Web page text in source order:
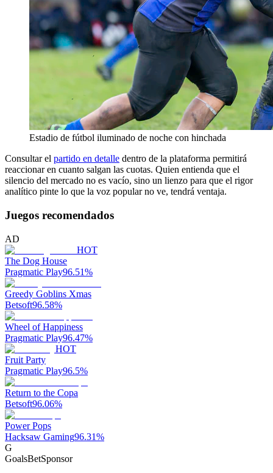
Estadio de fútbol iluminado de noche con hinchada
Consultar el partido en detalle dentro de la plataforma permitirá
reaccionar en cuanto salgan las cuotas. Quien entienda que el
silencio del mercado no es vacío, sino un lienzo para que el rigor
analítico pinte lo que la voz popular no ve, tendrá ventaja.
Juegos recomendados
AD
HOT
The Dog House
Pragmatic Play96.51%
Greedy Goblins Xmas
Betsoft96.58%
Wheel of Happiness
Pragmatic Play96.47%
HOT
Fruit Party
Pragmatic Play96.5%
Return to the Copa
Betsoft96.06%
Power Pops
Hacksaw Gaming96.31%
G
GoalsBetSponsor